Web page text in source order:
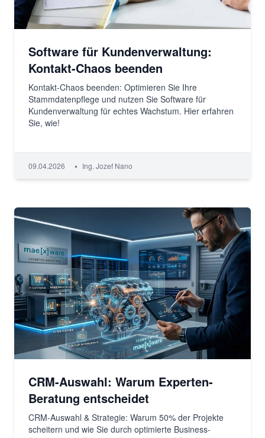
Software für Kundenverwaltung:
Kontakt-Chaos beenden
Kontakt-Chaos beenden: Optimieren Sie Ihre
Stammdatenpflege und nutzen Sie Software für
Kundenverwaltung für echtes Wachstum. Hier erfahren
Sie, wie!
09.04.2026 • Ing. Jozef Nano
CRM-Auswahl: Warum Experten-
Beratung entscheidet
CRM-Auswahl & Strategie: Warum 50% der Projekte
scheitern und wie Sie durch optimierte Business-